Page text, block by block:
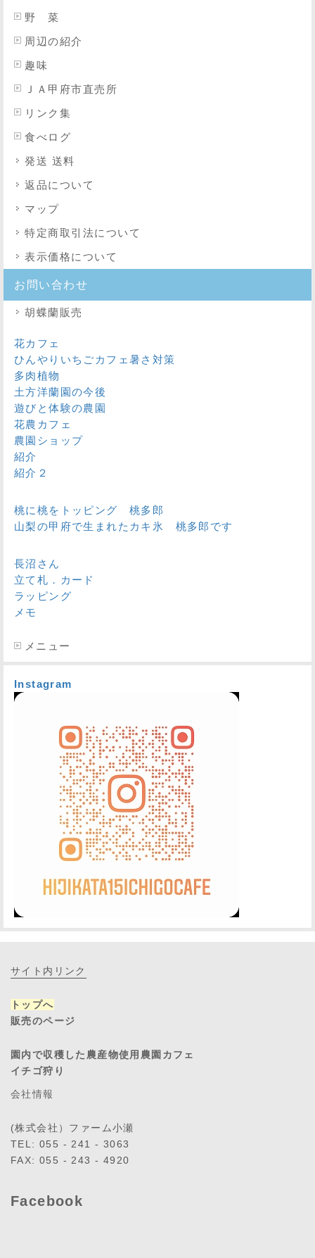
野 菜
周辺の紹介
趣味
ＪＡ甲府市直売所
リンク集
食べログ
発送 送料
返品について
マップ
特定商取引法について
表示価格について
お問い合わせ
胡蝶蘭販売
花カフェ
ひんやりいちごカフェ暑さ対策
多肉植物
土方洋蘭園の今後
遊びと体験の農園
花農カフェ
農園ショップ
紹介
紹介２
桃に桃をトッピング 桃多郎
山梨の甲府で生まれたカキ氷 桃多郎です
長沼さん
立て札．カード
ラッピング
メモ
メニュー
Instagram
サイト内リンク
トップへ
販売のページ
園内で収穫した農産物使用農園カフェ
イチゴ狩り
会社情報
(株式会社）ファーム小瀬
TEL: 055 - 241 - 3063
FAX: 055 - 243 - 4920
Facebook